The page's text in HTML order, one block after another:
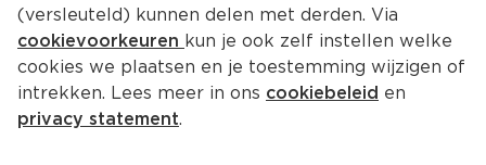
(versleuteld) kunnen delen met derden. Via
cookievoorkeuren kun je ook zelf instellen welke
cookies we plaatsen en je toestemming wijzigen of
intrekken. Lees meer in ons cookiebeleid en
privacy statement.